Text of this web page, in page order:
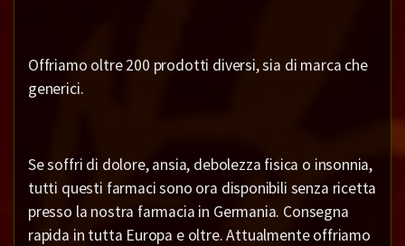
Offriamo oltre 200 prodotti diversi, sia di marca che
generici.
Se soffri di dolore, ansia, debolezza fisica o insonnia,
tutti questi farmaci sono ora disponibili senza ricetta
presso la nostra farmacia in Germania. Consegna
rapida in tutta Europa e oltre. Attualmente offriamo